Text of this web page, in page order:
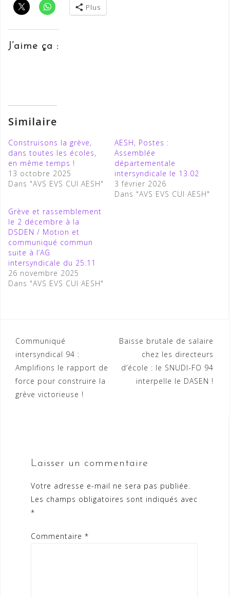
Plus
J’aime ça :
Similaire
Construisons la grève,
dans toutes les écoles,
en même temps !
13 octobre 2025
Dans "AVS EVS CUI AESH"
AESH, Postes :
Assemblée
départementale
intersyndicale le 13.02
3 février 2026
Dans "AVS EVS CUI AESH"
Grève et rassemblement
le 2 décembre à la
DSDEN / Motion et
communiqué commun
suite à l’AG
intersyndicale du 25.11
26 novembre 2025
Dans "AVS EVS CUI AESH"
Navigation
de
l’article
Communiqué
intersyndical 94 :
Amplifions le rapport de
force pour construire la
grève victorieuse !
Baisse brutale de salaire
chez les directeurs
d’école : le SNUDI-FO 94
interpelle le DASEN !
Laisser un commentaire
Votre adresse e-mail ne sera pas publiée.
Les champs obligatoires sont indiqués avec
*
Commentaire *